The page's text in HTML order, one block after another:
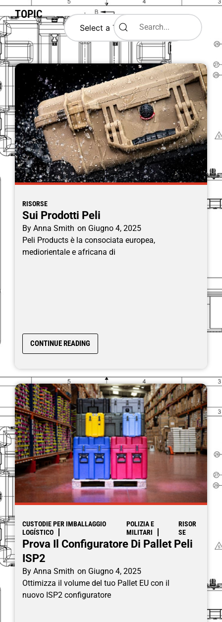
TOPIC
RISORSE
Sui Prodotti Peli
By Anna Smith on Giugno 4, 2025
Peli Products è la consociata europea,
mediorientale e africana di
CONTINUE READING
CUSTODIE PER IMBALLAGGIO
LOGÍSTICO
POLIZIA E
MILITARI
RISOR
SE
Prova Il Configuratore Di Pallet Peli
ISP2
By Anna Smith on Giugno 4, 2025
Ottimizza il volume del tuo Pallet EU con il
nuovo ISP2 configuratore